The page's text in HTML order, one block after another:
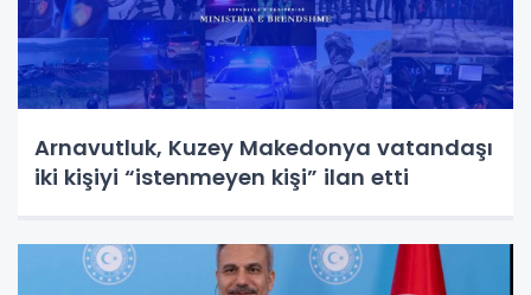
Arnavutluk, Kuzey Makedonya vatandaşı
iki kişiyi “istenmeyen kişi” ilan etti